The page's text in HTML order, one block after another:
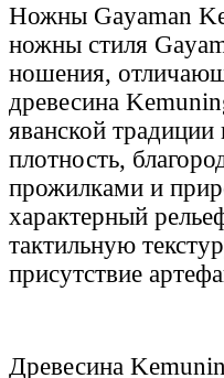
Ножны Gayaman
ножны стиля
ношения,
древесина
яванской традиции
плотность,
прожилками и
характерный
тактильную
присутствие
Древесина